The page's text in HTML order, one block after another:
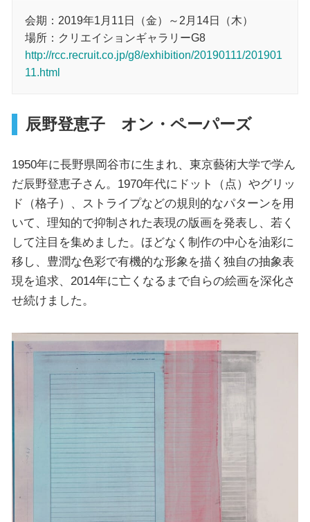
会期：2019年1月11日（金）～2月14日（木）
場所：クリエイションギャラリーG8
http://rcc.recruit.co.jp/g8/exhibition/20190111/201901
11.html
辰野登恵子 オン・ペーパーズ
1950年に長野県岡谷市に生まれ、東京藝術大学で学ん
だ辰野登恵子さん。1970年代にドット（点）やグリッ
ド（格子）、ストライプなどの規則的なパターンを用
いて、理知的で抑制された表現の版画を発表し、若く
して注目を集めました。ほどなく制作の中心を油彩に
移し、豊潤な色彩で有機的な形象を描く独自の抽象表
現を追求、2014年に亡くなるまで自らの絵画を深化さ
せ続けました。